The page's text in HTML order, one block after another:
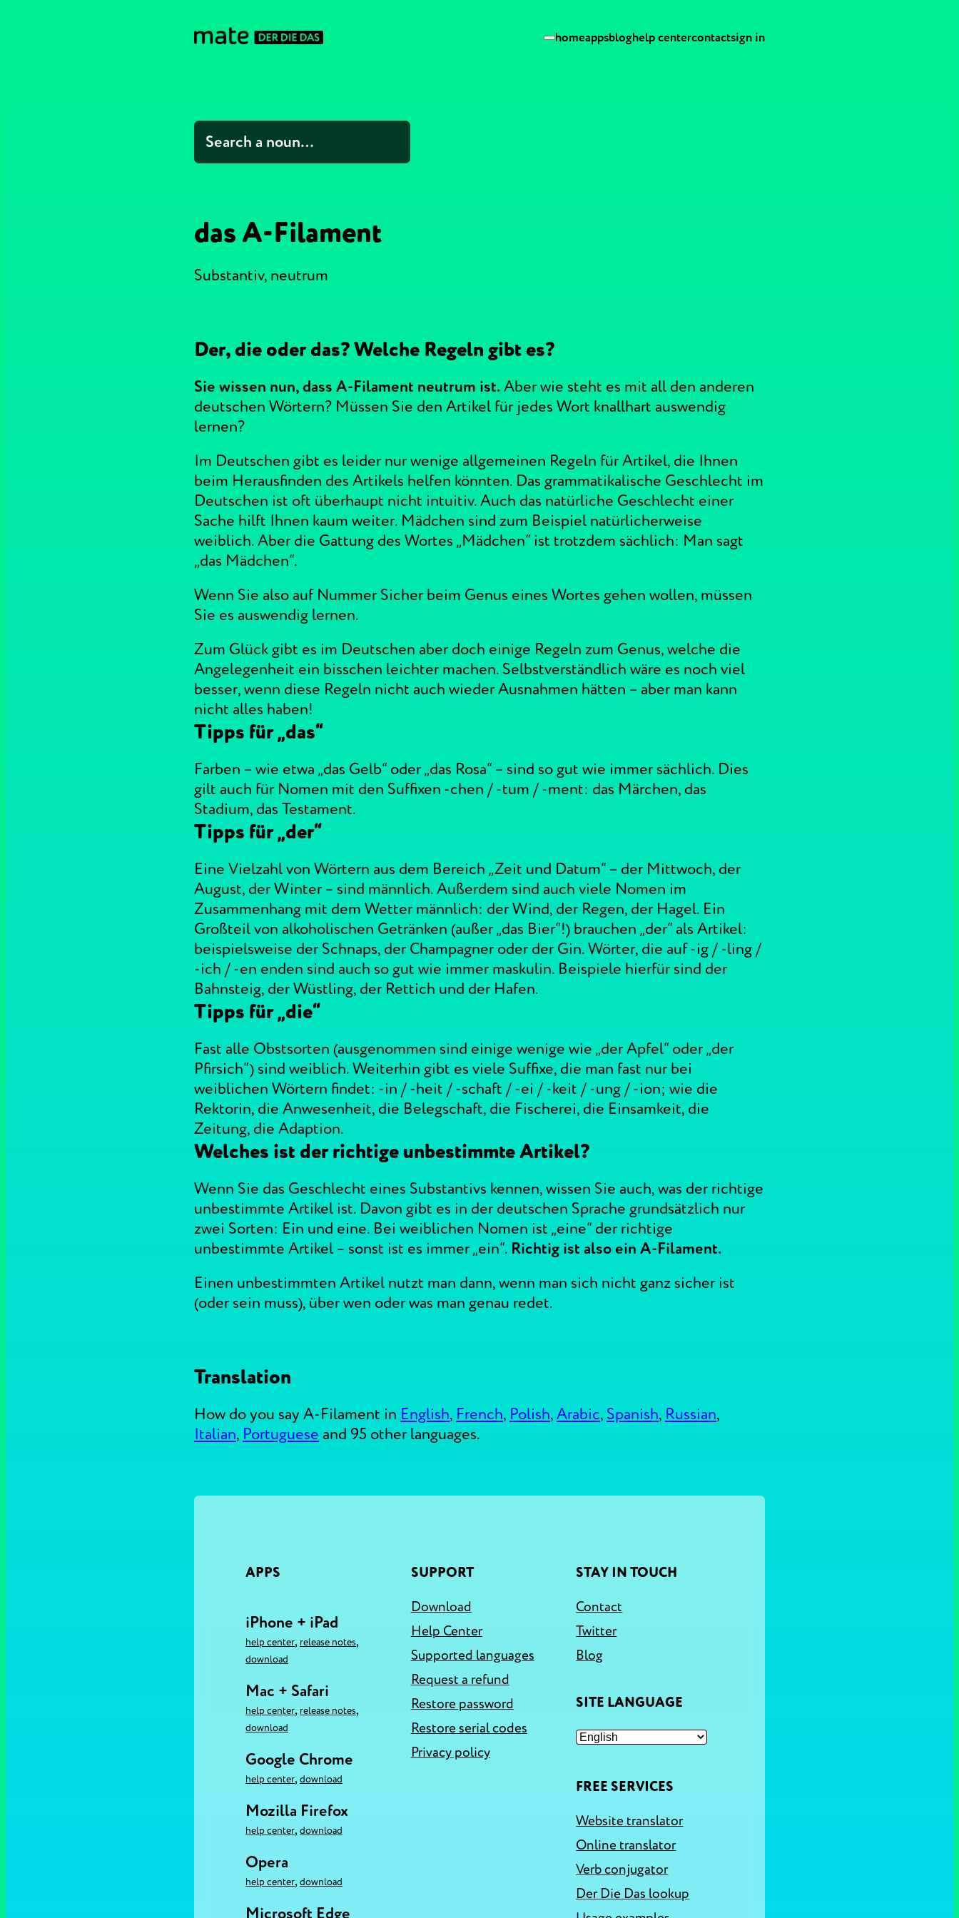
homeappsbloghelp centercontactsign in
das A-Filament
Substantiv, neutrum
Der, die oder das? Welche Regeln gibt es?
Sie wissen nun, dass A-Filament neutrum ist.Aber wie steht es mit all den anderen
deutschen Wörtern? Müssen Sie den Artikel für jedes Wort knallhart auswendig
lernen?
Im Deutschen gibt es leider nur wenige allgemeinen Regeln für Artikel, die Ihnen
beim Herausfinden des Artikels helfen könnten. Das grammatikalische Geschlecht im
Deutschen ist oft überhaupt nicht intuitiv. Auch das natürliche Geschlecht einer
Sache hilft Ihnen kaum weiter. Mädchen sind zum Beispiel natürlicherweise
weiblich. Aber die Gattung des Wortes „Mädchen“ ist trotzdem sächlich: Man sagt
„das Mädchen“.
Wenn Sie also auf Nummer Sicher beim Genus eines Wortes gehen wollen, müssen
Sie es auswendig lernen.
Zum Glück gibt es im Deutschen aber doch einige Regeln zum Genus, welche die
Angelegenheit ein bisschen leichter machen. Selbstverständlich wäre es noch viel
besser, wenn diese Regeln nicht auch wieder Ausnahmen hätten – aber man kann
nicht alles haben!
Tipps für „das“
Farben – wie etwa „das Gelb“ oder „das Rosa“ – sind so gut wie immer sächlich. Dies
gilt auch für Nomen mit den Suffixen -chen / -tum / -ment: das Märchen, das
Stadium, das Testament.
Tipps für „der“
Eine Vielzahl von Wörtern aus dem Bereich „Zeit und Datum“ – der Mittwoch, der
August, der Winter – sind männlich. Außerdem sind auch viele Nomen im
Zusammenhang mit dem Wetter männlich: der Wind, der Regen, der Hagel. Ein
Großteil von alkoholischen Getränken (außer „das Bier“!) brauchen „der“ als Artikel:
beispielsweise der Schnaps, der Champagner oder der Gin. Wörter, die auf -ig / -ling /
-ich / -en enden sind auch so gut wie immer maskulin. Beispiele hierfür sind der
Bahnsteig, der Wüstling, der Rettich und der Hafen.
Tipps für „die“
Fast alle Obstsorten (ausgenommen sind einige wenige wie „der Apfel“ oder „der
Pfirsich“) sind weiblich. Weiterhin gibt es viele Suffixe, die man fast nur bei
weiblichen Wörtern findet: -in / -heit / -schaft / -ei / -keit / -ung / -ion; wie die
Rektorin, die Anwesenheit, die Belegschaft, die Fischerei, die Einsamkeit, die
Zeitung, die Adaption.
Welches ist der richtige unbestimmte Artikel?
Wenn Sie das Geschlecht eines Substantivs kennen, wissen Sie auch, was der richtige
unbestimmte Artikel ist. Davon gibt es in der deutschen Sprache grundsätzlich nur
zwei Sorten: Ein und eine. Bei weiblichen Nomen ist „eine“ der richtige
unbestimmte Artikel – sonst ist es immer „ein“. Richtig ist also ein A-Filament.
Einen unbestimmten Artikel nutzt man dann, wenn man sich nicht ganz sicher ist
(oder sein muss), über wen oder was man genau redet.
Translation
How do you say A-Filament in English, French, Polish,Arabic, Spanish, Russian,
Italian, Portuguese and 95 other languages.
APPS
iPhone + iPad
help center, release notes,
download
Mac + Safari
help center, release notes,
download
Google Chrome
help center, download
Mozilla Firefox
help center, download
Opera
help center, download
Microsoft Edge
SUPPORT
Download
Help Center
Supported languages
Request a refund
Restore password
Restore serial codes
Privacy policy
STAY IN TOUCH
Contact
Twitter
Blog
SITE LANGUAGE
FREE SERVICES
Website translator
Online translator
Verb conjugator
Der Die Das lookup